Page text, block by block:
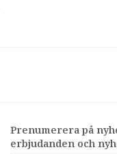
Prenumerera på
erbjudanden och